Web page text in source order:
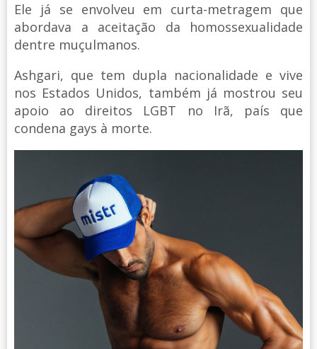
Ele já se envolveu em curta-metragem que
abordava a aceitação da homossexualidade
dentre muçulmanos.
Ashgari, que tem dupla nacionalidade e vive
nos Estados Unidos, também já mostrou seu
apoio ao direitos LGBT no Irã, país que
condena gays à morte.